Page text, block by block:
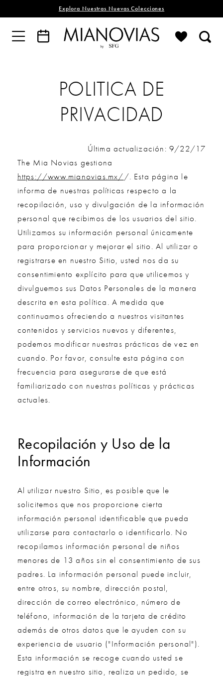
Explora Nuestras Nuevas Colecciones
Privacidad
POLITICA DE
PRIVACIDAD
Última actualización: 9/22/17
The Mia Novias gestiona
https://www.mianovias.mx//. Esta página le
informa de nuestras políticas respecto a la
recopilación, uso y divulgación de la información
personal que recibimos de los usuarios del sitio.
Utilizamos su información personal únicamente
para proporcionar y mejorar el sitio. Al utilizar o
registrarse en nuestro Sitio, usted nos da su
consentimiento explícito para que utilicemos y
divulguemos sus Datos Personales de la manera
descrita en esta política. A medida que
continuamos ofreciendo a nuestros visitantes
contenidos y servicios nuevos y diferentes,
podemos modificar nuestras prácticas de vez en
cuando. Por favor, consulte esta página con
frecuencia para asegurarse de que está
familiarizado con nuestras políticas y prácticas
actuales.
Recopilación y Uso de la
Información
Al utilizar nuestro Sitio, es posible que le
solicitemos que nos proporcione cierta
información personal identificable que pueda
utilizarse para contactarlo o identificarlo. No
recopilamos información personal de niños
menores de 13 años sin el consentimiento de sus
padres. La información personal puede incluir,
entre otros, su nombre, dirección postal,
dirección de correo electrónico, número de
teléfono, información de la tarjeta de crédito
además de otros datos que le ayuden con su
experiencia de usuario ("Información personal").
Esta información se recoge cuando usted se
registra en nuestro sitio, realiza un pedido, se